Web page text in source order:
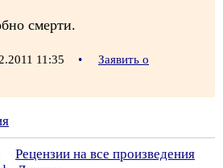
смерти.
11:35 •
Заявить о
Рецензии на все произведения